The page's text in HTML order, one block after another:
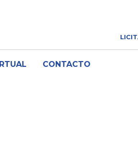
CONTACTO